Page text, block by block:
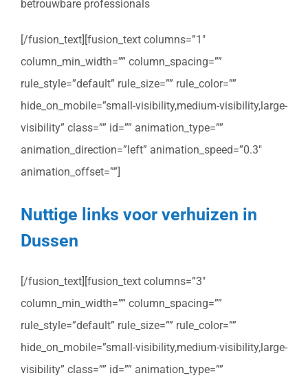
betrouwbare professionals
[/fusion_text][fusion_text columns=”1″
column_min_width=”” column_spacing=””
rule_style=”default” rule_size=”” rule_color=””
hide_on_mobile=”small-visibility,medium-visibility,large-
visibility” class=”” id=”” animation_type=””
animation_direction=”left” animation_speed=”0.3″
animation_offset=””]
Nuttige links voor verhuizen in
Dussen
[/fusion_text][fusion_text columns=”3″
column_min_width=”” column_spacing=””
rule_style=”default” rule_size=”” rule_color=””
hide_on_mobile=”small-visibility,medium-visibility,large-
visibility” class=”” id=”” animation_type=””